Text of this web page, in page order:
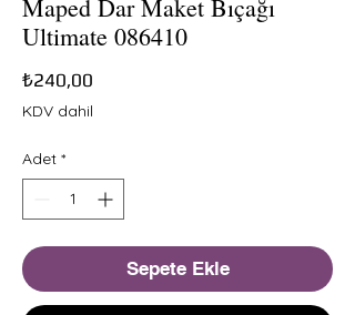
Maped Dar Maket Bıçağı
Ultimate 086410
₺240,00
KDV dahil
Adet *
Sepete Ekle